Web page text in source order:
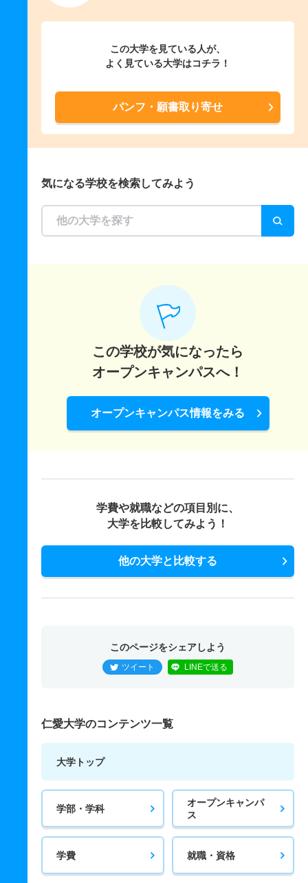
この大学を見ている人が、
よく見ている大学はコチラ！
パンフ・願書取り寄せ
気になる学校を検索してみよう
この学校が気になったら
オープンキャンパスへ！
オープンキャンパス情報をみる
学費や就職などの項目別に、
大学を比較してみよう！
他の大学と比較する
このページをシェアしよう
ツイート LINEで送る
仁愛大学のコンテンツ一覧
大学トップ
学部・学科
オープンキャンパ
ス
学費 就職・資格